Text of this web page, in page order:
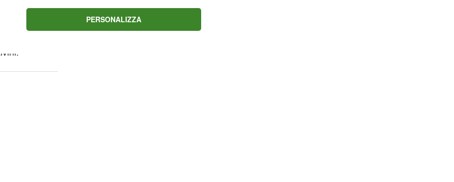
Democratico
PERSONALIZZA